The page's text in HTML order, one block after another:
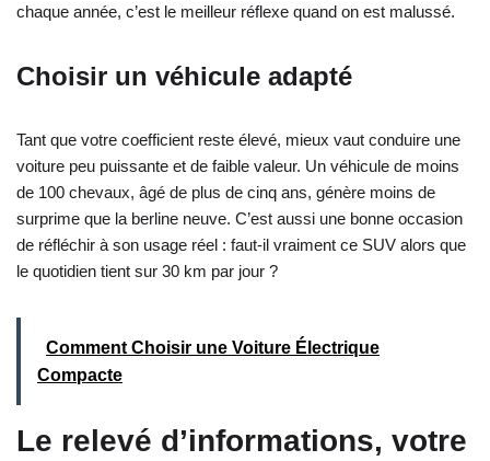
chaque année, c’est le meilleur réflexe quand on est malussé.
Choisir un véhicule adapté
Tant que votre coefficient reste élevé, mieux vaut conduire une
voiture peu puissante et de faible valeur. Un véhicule de moins
de 100 chevaux, âgé de plus de cinq ans, génère moins de
surprime que la berline neuve. C’est aussi une bonne occasion
de réfléchir à son usage réel : faut-il vraiment ce SUV alors que
le quotidien tient sur 30 km par jour ?
Comment Choisir une Voiture Électrique
Compacte
Le relevé d’informations, votre